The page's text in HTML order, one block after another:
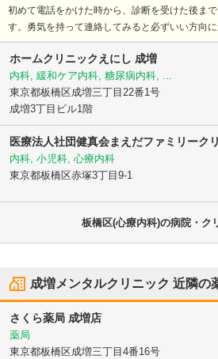
初めて電話をかけた時から、診断を受けた後ま
す。勇気を持って連絡してみると必ずいい方向
ホームクリニックえにし 成増
内科, 緩和ケア内科, 糖尿病内科, ...
東京都板橋区成増三丁目22番1号
成増3丁目ビル1階
医療法人社団健真会まえだファミリーク
内科, 小児科, 心療内科
東京都板橋区赤塚3丁目9-1
板橋区(心療内科)の病院・ク
成増メンタルクリニック 近隣の
さくら薬局 成増店
薬局
東京都板橋区成増三丁目4番16号